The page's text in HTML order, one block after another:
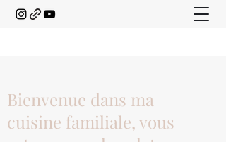
Bienvenue dans ma
cuisine familiale, vous